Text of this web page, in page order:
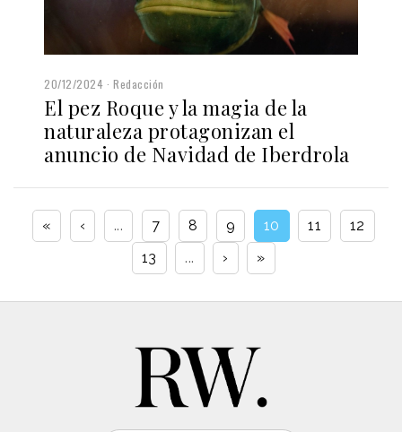
20/12/2024 Redacción
El pez Roque y la magia de la
naturaleza protagonizan el
anuncio de Navidad de Iberdrola
« ‹ ... 7 8 9 10 11
12
13
... › »